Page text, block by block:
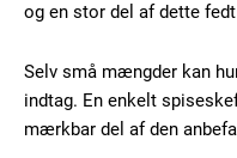
og en stor del af dette
Selv små mængder kan
indtag. En enkelt
mærkbar del af den